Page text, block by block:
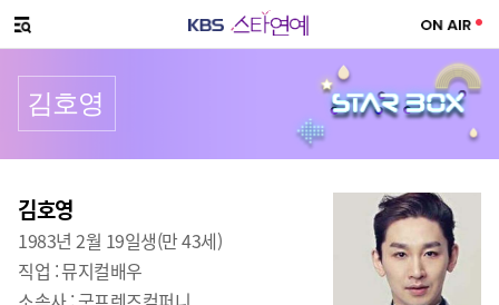
메뉴 열기
김호영
프로필
김호영
1983년 2월 19일생(만 43세)
직업 :뮤지컬배우